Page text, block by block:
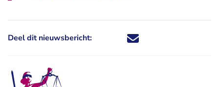
Deel dit nieuwsbericht: Deel dit nieuwsbericht via X -
Deel dit nieuwsbericht via
Deel dit nieuwsbericht
Deel dit